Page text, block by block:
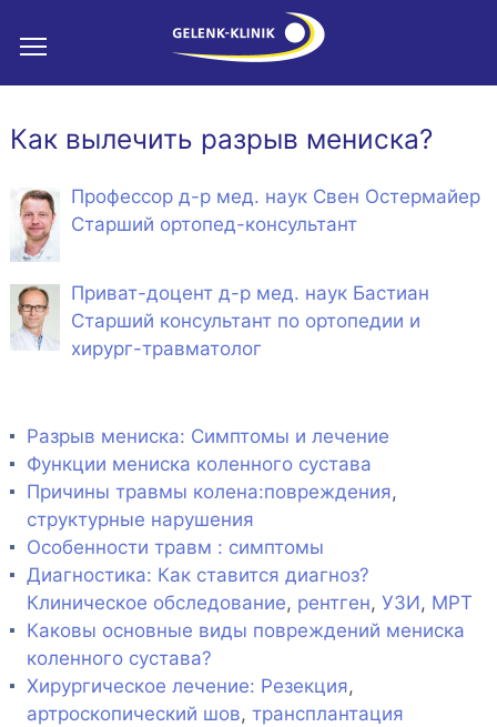
Как вылечить разрыв мениска?
Профессор д-р мед. наук Свен Остермайер
Старший ортопед-консультант
Приват-доцент д-р мед. наук Бастиан
Старший консультант по ортопедии и
хирург-травматолог
Разрыв мениска: Симптомы и лечение
Функции мениска коленного сустава
Причины травмы колена:повреждения,
структурные нарушения
Особенности травм : симптомы
Диагностика: Как ставится диагноз?
Клиническое обследование, рентген, УЗИ, МРТ
Каковы основные виды повреждений мениска
коленного сустава?
Хирургическое лечение: Резекция,
артроскопический шов, трансплантация